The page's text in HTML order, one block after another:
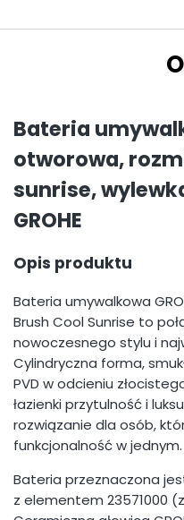
Bateria
otworowa,
sunrise,
GROHE
Opis produktu
Bateria umywalkowa
Brush Cool Sunrise to
nowoczesnego stylu i
Cylindryczna forma,
PVD w odcieniu
łazienki przytulność i
rozwiązanie dla osób,
funkcjonalność w jednym.
Bateria przeznaczona
z elementem 23571000